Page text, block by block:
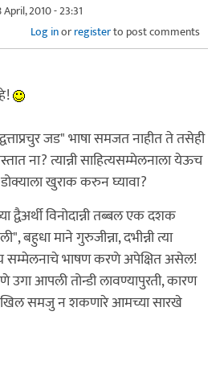
2010 - 23:31
Log inorregisterto post comments
जड" भाषा समजत नाहीत ते तसेही
ना? त्यान्नी साहित्यसम्मेलनाला येऊच
खुराक करुन घ्यावा?
द्वैअर्थी विनोदान्नी तब्बल एक दशक
बहुधा माने गुरुजीन्ना, दभीन्नी त्या
सम्मेलनाचे भाषण करणे अपेक्षित असेल!
उगा आपली तोन्डी लावण्यापुरती, कारण
समजु न शकणारे आमच्या सारखे